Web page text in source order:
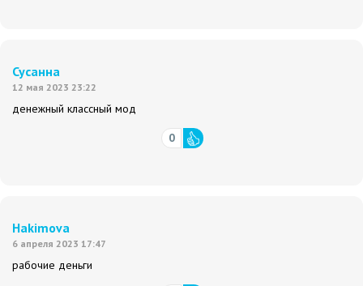
Сусанна
12 мая 2023 23:22
денежный классный мод
0
Hakimova
6 апреля 2023 17:47
рабочие деньги